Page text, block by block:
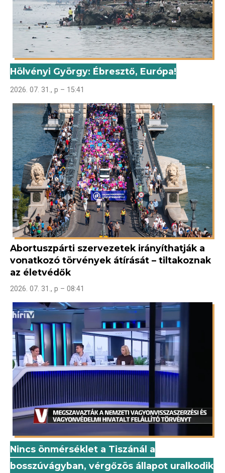
Hölvényi György: Ébresztő, Európa!
2026. 07. 31., p – 15:41
Abortuszpárti szervezetek irányíthatják a
vonatkozó törvények átírását – tiltakoznak
az életvédők
2026. 07. 31., p – 08:41
Nincs önmérséklet a Tiszánál a
bosszúvágyban, vérgőzös állapot uralkodik